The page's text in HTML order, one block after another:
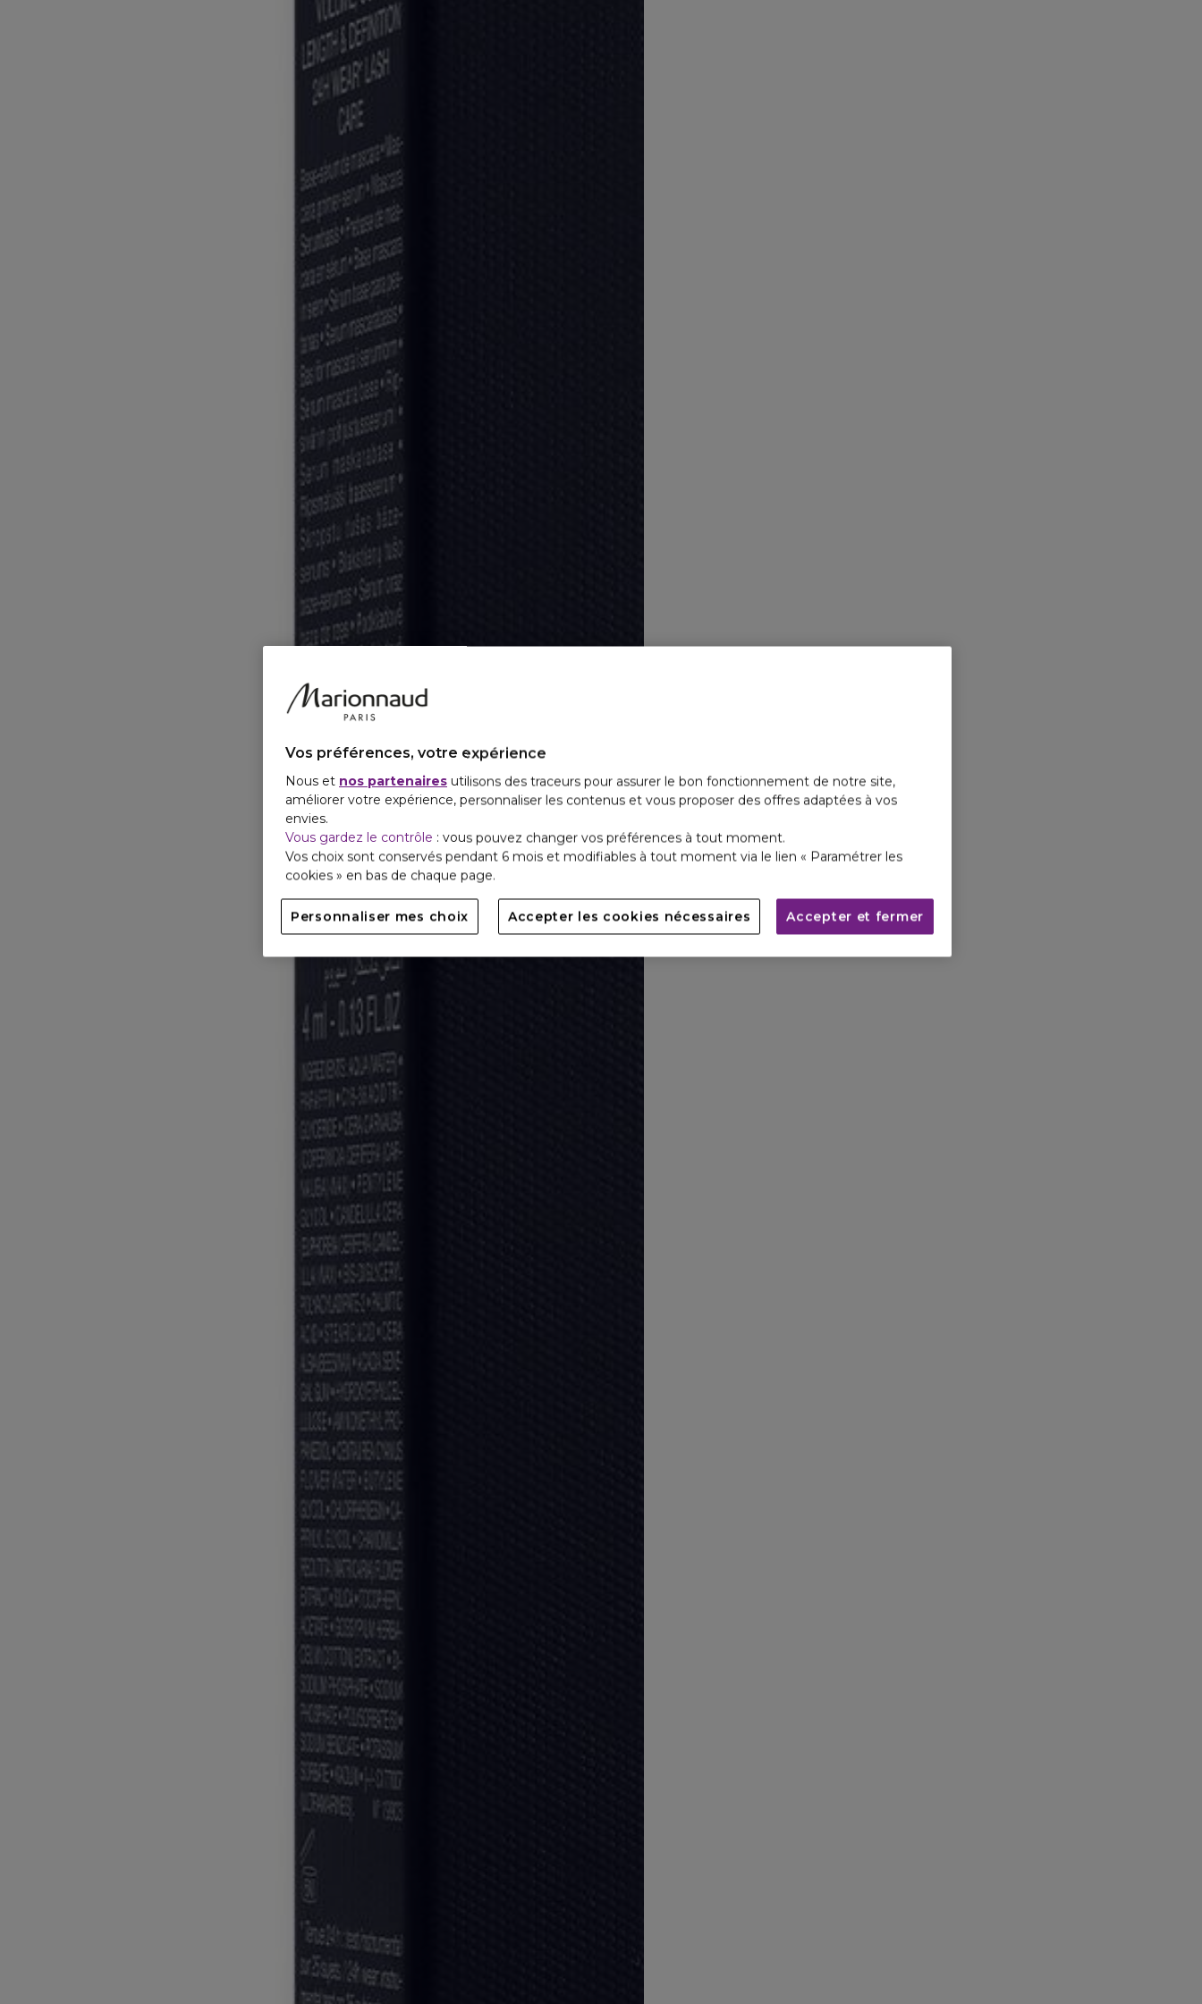
Vos préférences, votre expérience
Nous et nos partenaires utilisons des traceurs pour assurer le bon fonctionnement de notre site,
améliorer votre expérience, personnaliser les contenus et vous proposer des offres adaptées à vos
envies.
Vous gardez le contrôle : vous pouvez changer vos préférences à tout moment.
Vos choix sont conservés pendant 6 mois et modifiables à tout moment via le lien « Paramétrer les
cookies » en bas de chaque page.
Personnaliser mes choix Accepter les cookies nécessaires Accepter et fermer